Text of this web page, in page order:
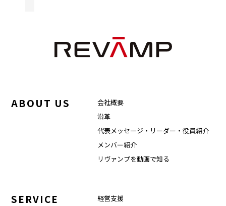
ABOUT US
会社概要
沿革
代表メッセージ・リーダー・役員紹介
メンバー紹介
リヴァンプを動画で知る
SERVICE
経営支援